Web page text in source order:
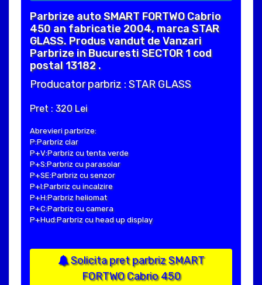
Parbrize auto SMART FORTWO Cabrio
450 an fabricatie 2004, marca STAR
GLASS. Produs vandut de Vanzari
Parbrize in Bucuresti SECTOR 1 cod
postal 13182 .
Producator parbriz : STAR GLASS
Pret : 320 Lei
Abrevieri parbrize:
P:Parbriz clar
P+V:Parbriz cu tenta verde
P+S:Parbriz cu parasolar
P+SE:Parbriz cu senzor
P+I:Parbriz cu incalzire
P+H:Parbriz heliomat
P+C:Parbriz cu camera
P+Hud:Parbriz cu head up display
Solicita pret parbriz SMART
FORTWO Cabrio 450